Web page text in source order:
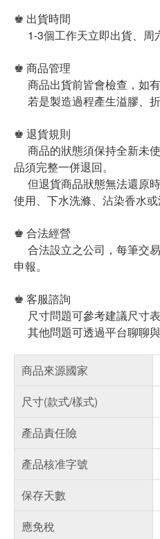
♚ 出貨時間
1-3個工作天立即出貨、周
♚ 商品管理
商品出貨前皆會檢查，如有
若是製造過程產生溢膠、折
♚ 退貨規則
商品的狀態須保持全新未
品須完整一併退回。
但退貨商品狀態無法還原
使用、下水洗滌、沾染香水或
♚ 合法經營
合法設立之公司，每筆交
申報。
♚ 客服諮詢
尺寸問題可參考建議尺寸表
其他問題可透過平台聊聊與
商品來源國家
尺寸(款式/樣式)
產品責任險
產品核准字號
保存天數
應免稅